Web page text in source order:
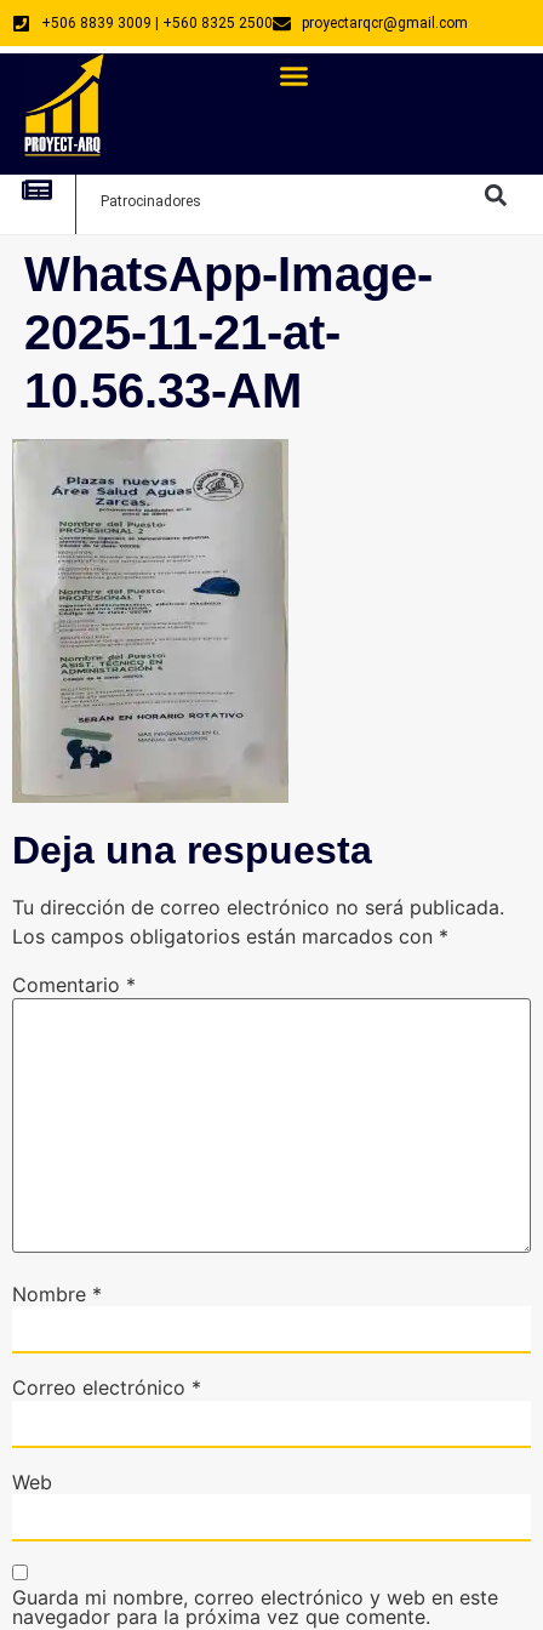
+506 8839 3009 | +560 8325 2500 proyectarqcr@gmail.com
Patrocinadores
WhatsApp-Image-
2025-11-21-at-
10.56.33-AM
Deja una respuesta
Tu dirección de correo electrónico no será publicada.
Los campos obligatorios están marcados con *
Comentario *
Nombre *
Correo electrónico *
Web
Guarda mi nombre, correo electrónico y web en este
navegador para la próxima vez que comente.